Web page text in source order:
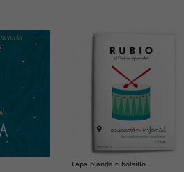
Tapa blanda o bolsillo